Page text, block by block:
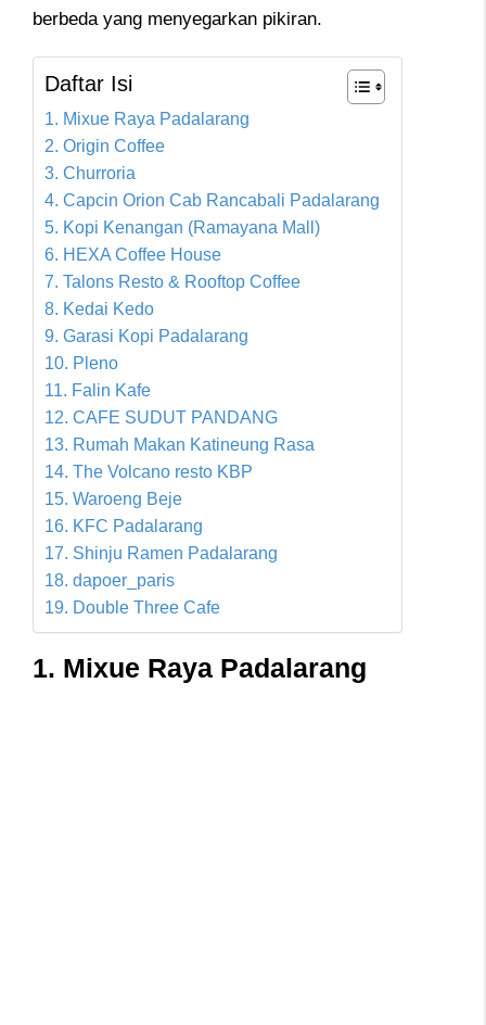
berbeda yang menyegarkan pikiran.
Daftar Isi
1. Mixue Raya Padalarang
2. Origin Coffee
3. Churroria
4. Capcin Orion Cab Rancabali Padalarang
5. Kopi Kenangan (Ramayana Mall)
6. HEXA Coffee House
7. Talons Resto & Rooftop Coffee
8. Kedai Kedo
9. Garasi Kopi Padalarang
10. Pleno
11. Falin Kafe
12. CAFE SUDUT PANDANG
13. Rumah Makan Katineung Rasa
14. The Volcano resto KBP
15. Waroeng Beje
16. KFC Padalarang
17. Shinju Ramen Padalarang
18. dapoer_paris
19. Double Three Cafe
1. Mixue Raya Padalarang